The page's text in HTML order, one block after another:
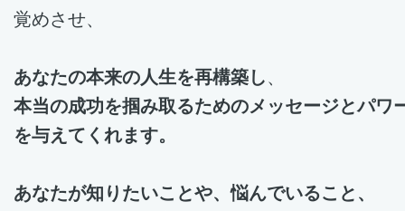
覚めさせ、
あなたの本来の人生を再構築し、
本当の成功を掴み取るためのメッセージとパワ
を与えてくれます。
あなたが知りたいことや、悩んでいること、